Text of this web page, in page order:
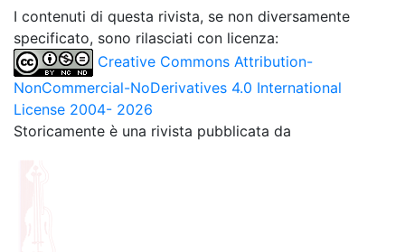
I contenuti di questa rivista, se non diversamente
specificato, sono rilasciati con licenza:
Creative Commons Attribution-
NonCommercial-NoDerivatives 4.0 International
License 2004- 2026
Storicamente è una rivista pubblicata da